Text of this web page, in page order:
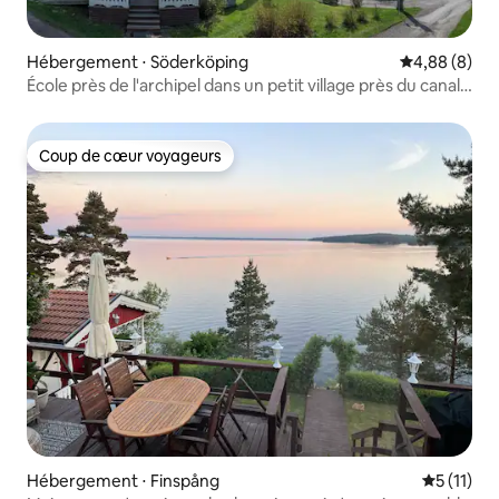
Hébergement ⋅ Söderköping Évaluation
4,88 (8)
École près de l'archipel dans un petit village près du canal
Coup de cœur voyageurs
Coup de cœur voyageurs
Hébergement ⋅ Finspång
5 (11)